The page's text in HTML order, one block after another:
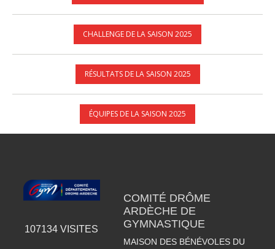
CHALLENGE DE LA SAISON 2025
RÉSULTATS DE LA SAISON 2025
ÉQUIPES DE LA SAISON 2025
107134 VISITES
COMITÉ DRÔME
ARDÈCHE DE
GYMNASTIQUE
MAISON DES BÉNÉVOLES DU